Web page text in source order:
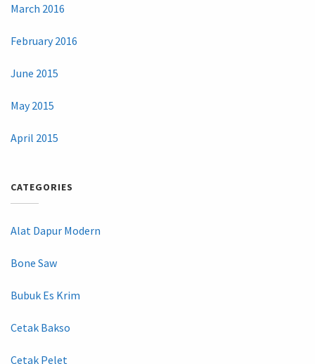
March 2016
February 2016
June 2015
May 2015
April 2015
CATEGORIES
Alat Dapur Modern
Bone Saw
Bubuk Es Krim
Cetak Bakso
Cetak Pelet